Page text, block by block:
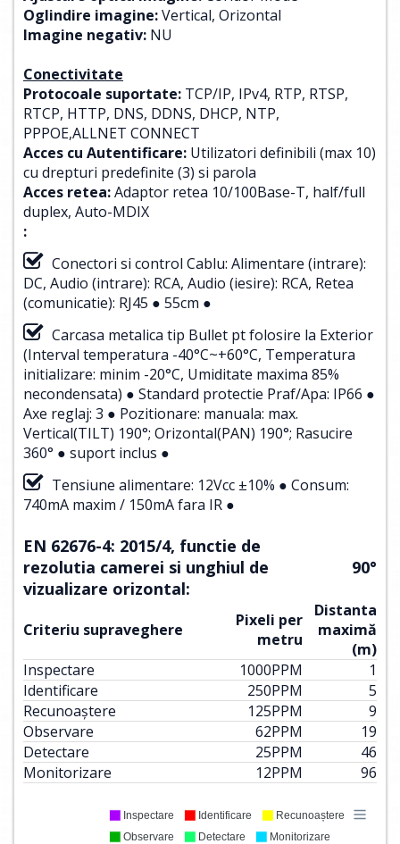
Oglindire imagine:Vertical, Orizontal
Imagine negativ: NU
Conectivitate
Protocoale suportate: TCP/IP, IPv4, RTP, RTSP,
RTCP, HTTP, DNS, DDNS, DHCP, NTP,
PPPOE,ALLNET CONNECT
Acces cu Autentificare: Utilizatori definibili (max 10)
cu drepturi predefinite (3) si parola
Acces retea:Adaptor retea 10/100Base-T, half/full
duplex, Auto-MDIX
:
Conectori si control Cablu: Alimentare (intrare):
DC, Audio (intrare): RCA, Audio (iesire): RCA, Retea
(comunicatie): RJ45 ● 55cm ●
Carcasa metalica tip Bullet pt folosire la Exterior
(Interval temperatura -40°C~+60°C, Temperatura
initializare: minim -20°C, Umiditate maxima 85%
necondensata) ● Standard protectie Praf/Apa: IP66 ●
Axe reglaj: 3 ● Pozitionare: manuala: max.
Vertical(TILT) 190°; Orizontal(PAN) 190°; Rasucire
360° ● suport inclus ●
Tensiune alimentare: 12Vcc ±10% ● Consum:
740mA maxim / 150mA fara IR ●
EN 62676-4: 2015/4, functie de
rezolutia camerei si unghiul de
vizualizare orizontal:
90°
Criteriu supraveghere
Pixeli per
metru
Distanta
maximă
(m)
Inspectare
1000PPM
1
Identificare
250PPM
5
Recunoaștere
125PPM
9
Observare
62PPM
19
Detectare
25PPM
46
Monitorizare
12PPM 96
Inspectare Identificare
Recunoaștere
Observare
Detectare Monitorizare